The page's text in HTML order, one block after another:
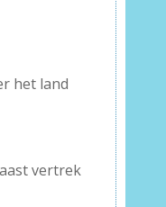
het land
vertrek